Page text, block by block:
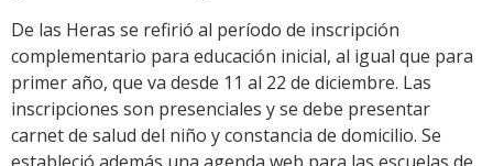
De las Heras se refirió al período de inscripción
complementario para educación inicial, al igual que para
primer año, que va desde 11 al 22 de diciembre. Las
inscripciones son presenciales y se debe presentar
carnet de salud del niño y constancia de domicilio. Se